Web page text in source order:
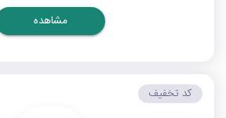
مشاهده
کد تخفیف